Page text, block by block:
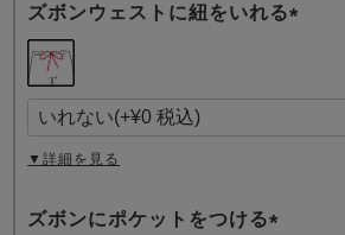
ズボンウェストに紐をいれる
須
)
▼詳細を見る
ズボンにポケットをつける